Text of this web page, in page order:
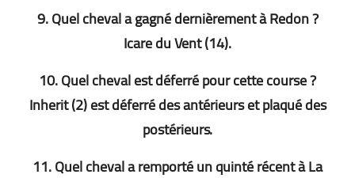
9. Quel cheval a gagné dernièrement à Redon ?
Icare du Vent (14).
10. Quel cheval est déferré pour cette course ?
Inherit (2) est déferré des antérieurs et plaqué des
postérieurs.
11. Quel cheval a remporté un quinté récent à La